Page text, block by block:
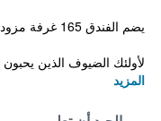
يضم الفندق 165 غرفة مزودة بكل ما يلزم لضمان إقامة ممتعة.
لأولئك الضيوف الذين
المزيد